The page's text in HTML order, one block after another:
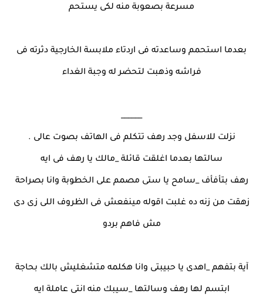
مسرعة بصعوبة منه لكى يستحم
بعدما استحمم وساعدته فى اردتاء ملابسة الخارجية دثرته فى
فراشه وذهبت لتحضر له وجبة الغداء
______
نزلت للاسفل وجد رهف تتكلم فى الهاتف بصوت عالى .
سالتها بعدما اغلقت قائلة _مالك يا رهف فى ايه
رهف بتأفأف _سامح يا ستى مصمم على الخطوبة وانا بصراحة
زهقت من زنه ده غلبت اقوله مينفعش فى الظروف اللى زى دى
مش فاهم بردو
آية بتفهم _اهدى يا حبيبتى وانا هكلمه متشغليش بالك بحاجة
ابتسم لها رهف وسالتها _سيبك منه انتى عاملة ايه